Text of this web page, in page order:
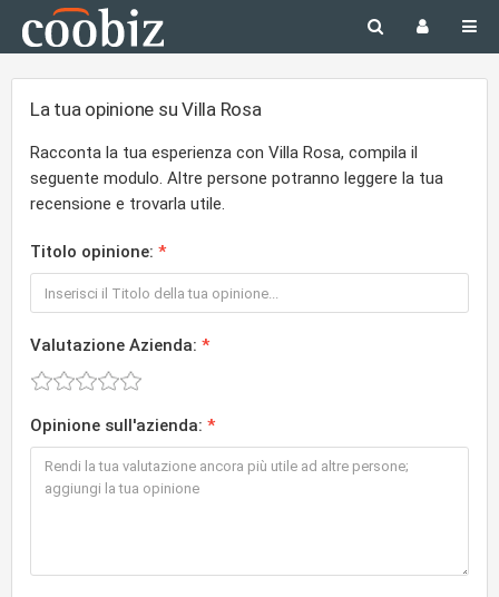
La tua opinione su Villa Rosa
Racconta la tua esperienza con Villa Rosa, compila il
seguente modulo. Altre persone potranno leggere la tua
recensione e trovarla utile.
Titolo opinione:
Valutazione Azienda:
Opinione sull'azienda: